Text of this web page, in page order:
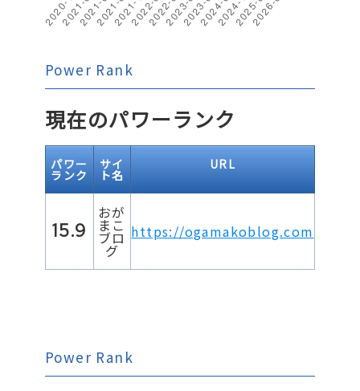
Power Rank
現在のパワーランク
パワー
ランク
サイ
ト名
URL
15.9
おが
まこ
ブロ
グ
https://ogamakoblog.com
Power Rank